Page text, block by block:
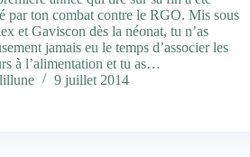
par ton combat contre le RGO. Mis sous
et Gaviscon dès la néonat, tu n’as
jamais eu le temps d’associer les
à l’alimentation et tu as…
lillune
9 juillet 2014